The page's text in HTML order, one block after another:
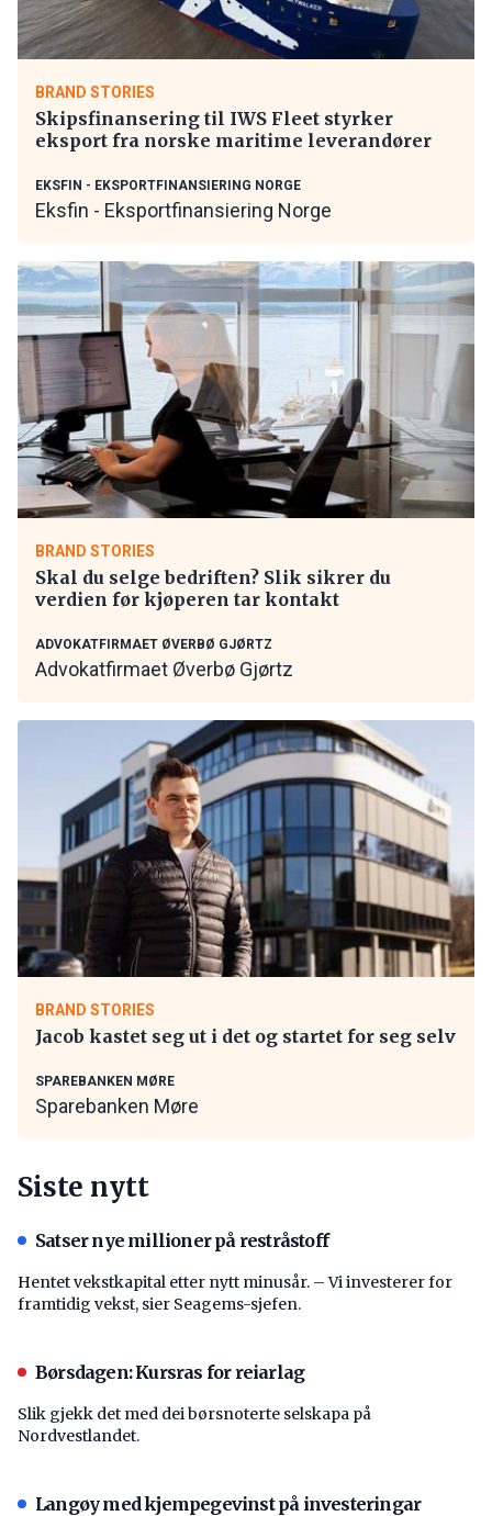
BRAND STORIES
Skipsfinansering til IWS Fleet styrker
eksport fra norske maritime leverandører
EKSFIN - EKSPORTFINANSIERING NORGE
Eksfin - Eksportfinansiering Norge
BRAND STORIES
Skal du selge bedriften? Slik sikrer du
verdien før kjøperen tar kontakt
ADVOKATFIRMAET ØVERBØ GJØRTZ
Advokatfirmaet Øverbø Gjørtz
BRAND STORIES
Jacob kastet seg ut i det og startet for seg selv
SPAREBANKEN MØRE
Sparebanken Møre
Siste nytt
Satser nye millioner på restråstoff
Hentet vekstkapital etter nytt minusår. – Vi investerer for
framtidig vekst, sier Seagems-sjefen.
Børsdagen: Kursras for reiarlag
Slik gjekk det med dei børsnoterte selskapa på
Nordvestlandet.
Langøy med kjempegevinst på investeringar